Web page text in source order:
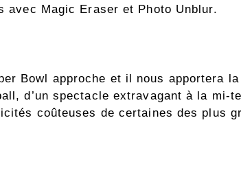
avec Magic Eraser et Photo Unblur.
Bowl approche et il nous apportera
d’un spectacle extravagant à la mi-
coûteuses de certaines des plus